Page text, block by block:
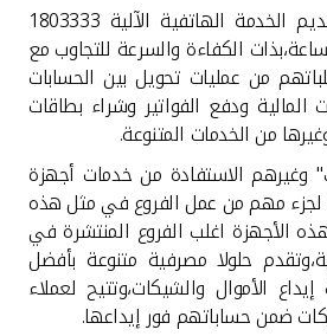
كما يواصل "بيتك" تقديم الخدمة الهاتفية الآلية 1803333
الكفاءة والسرعة للتجاوب مع
من عمليات تحويل بين الحسابات
المالية ودفع الفواتير وشراء بطاقات
من الخدمات المتنوعة.
وغيرهم الاستفادة من خدمات أجهزة
لجزء مهم من عمل الفروع في مثل هذه
الأجهزة اغلب الفروع المنتشرة في
حلولا مصرفية متنوعة بأفضل
الأموال والشيكات،وتتيح لعملاء
ضمن حساباتهم فور إيداعها.